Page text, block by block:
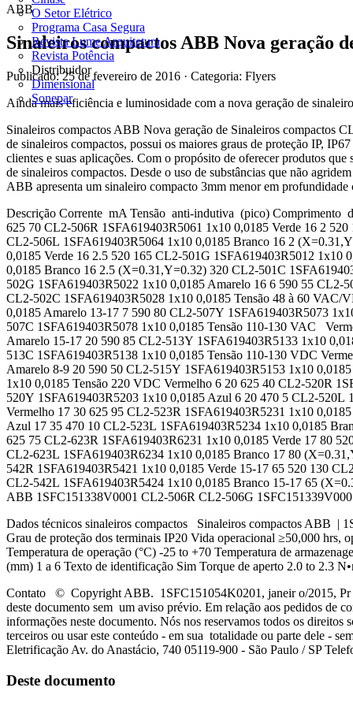
O Setor Elétrico
Programa Casa Segura
Revista Lume Arquitetura
Revista Potência
Distribuidor
Dimensional
Sonepar
ABB
Sinaleiros compactos ABB Nova geração
Publicado: 25 de fevereiro de 2016 · Categoria: Flyers
Ainda mais eficiência e luminosidade com a nova geração de
Sinaleiros compactos ABB Nova geração de Sinaleiros compactos
de sinaleiros compactos, possui os maiores graus de proteção IP,
clientes e suas aplicações. Com o propósito de oferecer produtos
de sinaleiros compactos. Desde o uso de substâncias que não
ABB apresenta um sinaleiro compacto 3mm menor em
Descrição Corrente mA Tensão anti-indutiva (pico)
625 70 CL2-506R 1SFA619403R5061 1x10 0,0185 Verde 16 2
CL2-506L 1SFA619403R5064 1x10 0,0185 Branco 16 2
0,0185 Verde 16 2.5 520 165 CL2-501G 1SFA619403R5012
0,0185 Branco 16 2.5 (X=0.31,Y=0.32) 320 CL2-501C
502G 1SFA619403R5022 1x10 0,0185 Amarelo 16 6 590 55
CL2-502C 1SFA619403R5028 1x10 0,0185 Tensão 48 à 60
0,0185 Amarelo 13-17 7 590 80 CL2-507Y 1SFA619403R5073
507C 1SFA619403R5078 1x10 0,0185 Tensão 110-130 VAC
Amarelo 15-17 20 590 85 CL2-513Y 1SFA619403R5133 1x10
513C 1SFA619403R5138 1x10 0,0185 Tensão 110-130 VDC
Amarelo 8-9 20 590 50 CL2-515Y 1SFA619403R5153 1x10
1x10 0,0185 Tensão 220 VDC Vermelho 6 20 625 40 CL2-520R
520Y 1SFA619403R5203 1x10 0,0185 Azul 6 20 470 5 CL2-
Vermelho 17 30 625 95 CL2-523R 1SFA619403R5231 1x10
Azul 17 35 470 10 CL2-523L 1SFA619403R5234 1x10 0,0185
625 75 CL2-623R 1SFA619403R6231 1x10 0,0185 Verde 17 80
CL2-623L 1SFA619403R6234 1x10 0,0185 Branco 17 80
542R 1SFA619403R5421 1x10 0,0185 Verde 15-17 65 520 130
CL2-542L 1SFA619403R5424 1x10 0,0185 Branco 15-17 65
ABB 1SFC151338V0001 CL2-506R CL2-506G
Dados técnicos sinaleiros compactos Sinaleiros compactos ABB |
Grau de proteção dos terminais IP20 Vida operacional ≥50,000 hrs,
Temperatura de operação (°C) -25 to +70 Temperatura de
(mm) 1 a 6 Texto de identificação Sim Torque de aperto 2.0 to 2.3
Contato © Copyright ABB. 1SFC151054K0201, janeir o/2015, Pr
deste documento sem um aviso prévio. Em relação aos pedidos de
informações neste documento. Nós nos reservamos todos os
terceiros ou usar este conteúdo - em sua totalidade ou parte dele -
Eletrificação Av. do Anastácio, 740 05119-900 - São Paulo / SP
Deste documento